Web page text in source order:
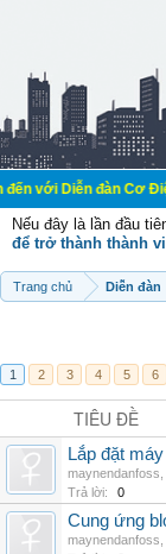
đàn Cơ Điện -
Nếu đây là lần đầu
để trở thành thành
Trang chủ Diễn đàn
1 2 3 4 5 6
TIÊU ĐỀ
Lắp đặt
maynendanfoss
Trả lời:
0
Cung ứng
maynendanfoss